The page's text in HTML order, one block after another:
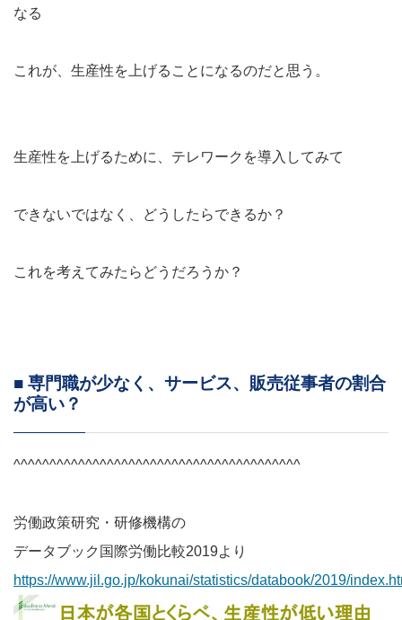
なる
これが、生産性を上げることになるのだと思う。
生産性を上げるために、テレワークを導入してみて
できないではなく、どうしたらできるか？
これを考えてみたらどうだろうか？
■ 専門職が少なく、サービス、販売従事者の割合
が高い？
^^^^^^^^^^^^^^^^^^^^^^^^^^^^^^^^^^^^^^^^
労働政策研究・研修機構の
データブック国際労働比較2019より
https://www.jil.go.jp/kokunai/statistics/databook/2019/